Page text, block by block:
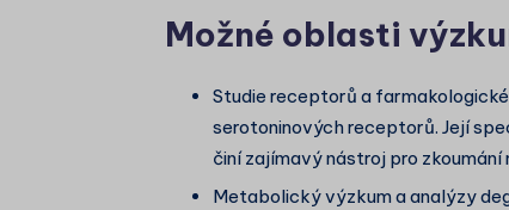
Možné oblasti
Studie receptorů a
serotoninových receptorů. Její
činí zajímavý nástroj pro
Metabolický výzkum a analýzy